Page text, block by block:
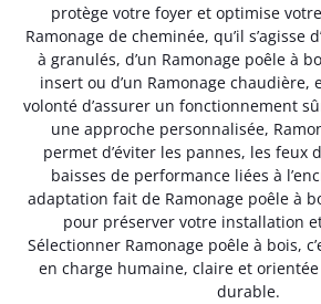
protège votre foyer et optimise
Ramonage de cheminée, qu’il s’agisse
à granulés, d’un Ramonage poêle à
insert ou d’un Ramonage chaudière,
volonté d’assurer un fonctionnement
une approche personnalisée,
permet d’éviter les pannes, les feux
baisses de performance liées à
adaptation fait de Ramonage poêle à
pour préserver votre installation
Sélectionner Ramonage poêle à bois,
en charge humaine, claire et
durable.